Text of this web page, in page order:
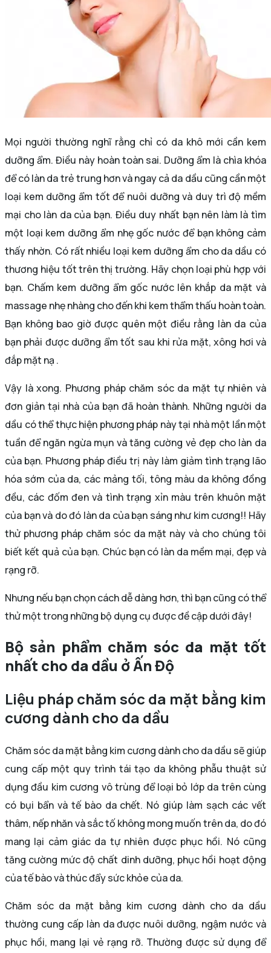
Mọi người thường nghĩ rằng chỉ có da khô mới cần kem
dưỡng ẩm. Điều này hoàn toàn sai. Dưỡng ẩm là chìa khóa
để có làn da trẻ trung hơn và ngay cả da dầu cũng cần một
loại kem dưỡng ẩm tốt để nuôi dưỡng và duy trì độ mềm
mại cho làn da của bạn. Điều duy nhất bạn nên làm là tìm
một loại kem dưỡng ẩm nhẹ gốc nước để bạn không cảm
thấy nhờn. Có rất nhiều loại kem dưỡng ẩm cho da dầu có
thương hiệu tốt trên thị trường. Hãy chọn loại phù hợp với
bạn. Chấm kem dưỡng ẩm gốc nước lên khắp da mặt và
massage nhẹ nhàng cho đến khi kem thẩm thấu hoàn toàn.
Bạn không bao giờ được quên một điều rằng làn da của
bạn phải được dưỡng ẩm tốt sau khi rửa mặt, xông hơi và
đắp mặt nạ .
Vậy là xong. Phương pháp chăm sóc da mặt tự nhiên và
đơn giản tại nhà của bạn đã hoàn thành. Những người da
dầu có thể thực hiện phương pháp này tại nhà một lần một
tuần để ngăn ngừa mụn và tăng cường vẻ đẹp cho làn da
của bạn. Phương pháp điều trị này làm giảm tình trạng lão
hóa sớm của da, các mảng tối, tông màu da không đồng
đều, các đốm đen và tình trạng xỉn màu trên khuôn mặt
của bạn và do đó làn da của bạn sáng như kim cương!! Hãy
thử phương pháp chăm sóc da mặt này và cho chúng tôi
biết kết quả của bạn. Chúc bạn có làn da mềm mại, đẹp và
rạng rỡ.
Nhưng nếu bạn chọn cách dễ dàng hơn, thì bạn cũng có thể
thử một trong những bộ dụng cụ được đề cập dưới đây!
Bộ sản phẩm chăm sóc da mặt tốt
nhất cho da dầu ở Ấn Độ
Liệu pháp chăm sóc da mặt bằng kim
cương dành cho da dầu
Chăm sóc da mặt bằng kim cương dành cho da dầu sẽ giúp
cung cấp một quy trình tái tạo da không phẫu thuật sử
dụng đầu kim cương vô trùng để loại bỏ lớp da trên cùng
có bụi bẩn và tế bào da chết. Nó giúp làm sạch các vết
thâm, nếp nhăn và sắc tố không mong muốn trên da, do đó
mang lại cảm giác da tự nhiên được phục hồi. Nó cũng
tăng cường mức độ chất dinh dưỡng, phục hồi hoạt động
của tế bào và thúc đẩy sức khỏe của da.
Chăm sóc da mặt bằng kim cương dành cho da dầu
thường cung cấp làn da được nuôi dưỡng, ngậm nước và
phục hồi, mang lại vẻ rạng rỡ. Thường được sử dụng để